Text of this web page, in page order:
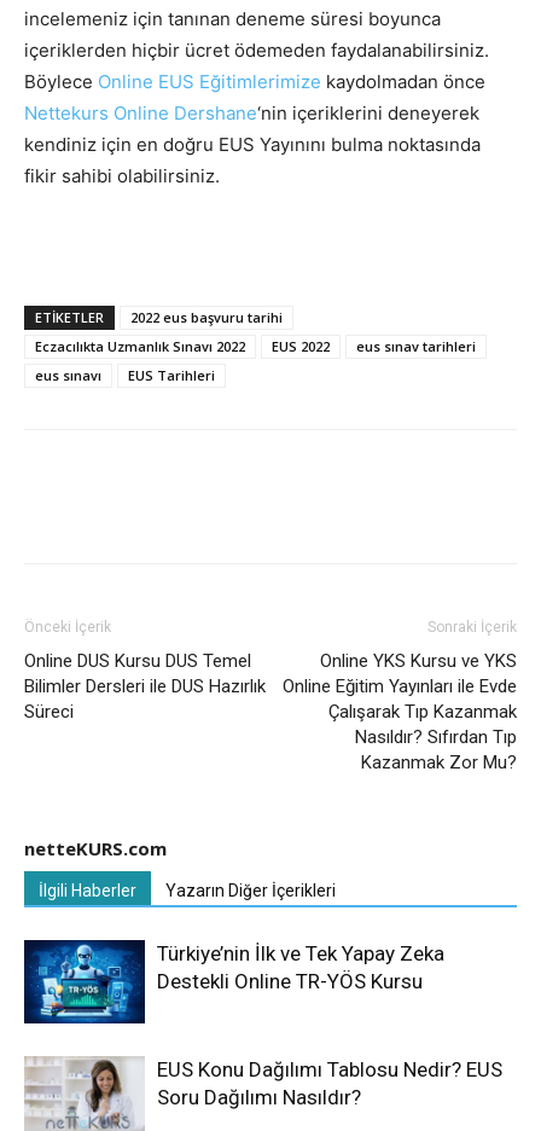
incelemeniz için tanınan deneme süresi boyunca
içeriklerden hiçbir ücret ödemeden faydalanabilirsiniz.
Böylece Online EUS Eğitimlerimize kaydolmadan önce
Nettekurs Online Dershane‘nin içeriklerini deneyerek
kendiniz için en doğru EUS Yayınını bulma noktasında
fikir sahibi olabilirsiniz.
ETIKETLER
2022 eus başvuru tarihi
Eczacılıkta Uzmanlık Sınavı 2022
EUS 2022
eus sınav tarihleri
eus sınavı
EUS Tarihleri
Önceki İçerik
Online DUS Kursu DUS Temel
Bilimler Dersleri ile DUS Hazırlık
Süreci
Sonraki İçerik
Online YKS Kursu ve YKS
Online Eğitim Yayınları ile Evde
Çalışarak Tıp Kazanmak
Nasıldır? Sıfırdan Tıp
Kazanmak Zor Mu?
netteKURS.com
İlgili Haberler Yazarın Diğer İçerikleri
Türkiye’nin İlk ve Tek Yapay Zeka
Destekli Online TR-YÖS Kursu
EUS Konu Dağılımı Tablosu Nedir? EUS
Soru Dağılımı Nasıldır?